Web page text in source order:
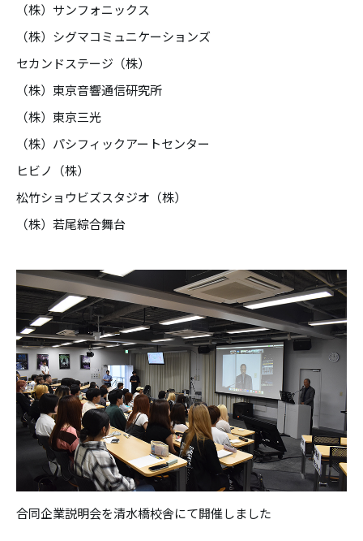
（株）サンフォニックス
（株）シグマコミュニケーションズ
セカンドステージ（株）
（株）東京音響通信研究所
（株）東京三光
（株）パシフィックアートセンター
ヒビノ（株）
松竹ショウビズスタジオ（株）
（株）若尾綜合舞台
合同企業説明会を清水橋校舎にて開催しました